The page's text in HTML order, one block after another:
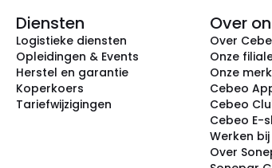
Diensten
Logistieke diensten
Opleidingen & Events
Herstel en garantie
Koperkoers
Tariefwijzigingen
Over
Over
Onze
Onze
Cebeo
Cebeo
Cebeo E-
Werken
Over